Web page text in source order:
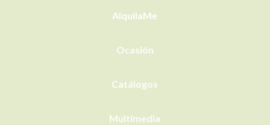
AlquílaMe
Ocasión
Catálogos
Multimedia